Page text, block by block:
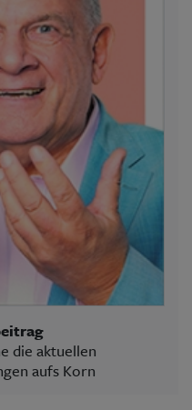
die aktuellen
aufs Korn